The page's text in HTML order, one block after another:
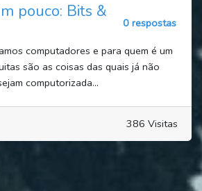
pouco: Bits &
0 respostas
computadores e para quem é um
são as coisas das quais já não
computorizada...
386 Visitas